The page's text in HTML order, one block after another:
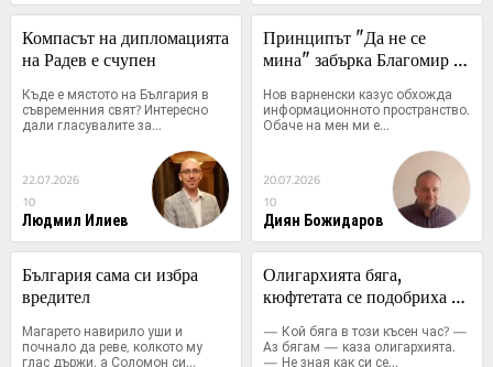
Компасът на дипломацията
на Радев е счупен
Къде е мястото на България в
съвременния свят? Интересно
дали гласувалите за...
22.07.2026
10
Людмил Илиев
Принципът "Да не се
мина" забърка Благомир
Нов варненски казус обхожда
информационното пространство.
Обаче на мен ми е...
20.07.2026
10
Диян Божидаров
България сама си избра
вредител
Магарето навирило уши и
почнало да реве, колкото му
Олигархията бяга,
кюфтетата се подобриха -
— Кой бяга в този късен час? —
Аз бягам — каза олигархията.